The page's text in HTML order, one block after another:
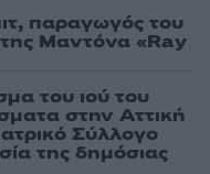
παραγωγός του
Μαντόνα «Ray
του ιού του
στην Αττική
Σύλλογο
της δημόσιας